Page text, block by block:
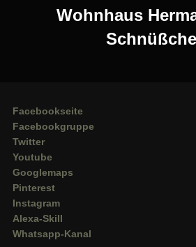
Wohnhaus
Facebookseite
Facebookgruppe
Twitter
Youtube
Googlemaps
Pinterest
Instagram
Alexa-Skill
Whatsapp-Kanal